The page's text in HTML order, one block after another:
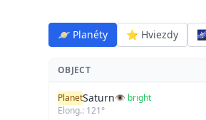
🪐 Planéty ⭐ Hviezdy
OBJECT
PlanetSaturn👁 bright
Elong.: 121°